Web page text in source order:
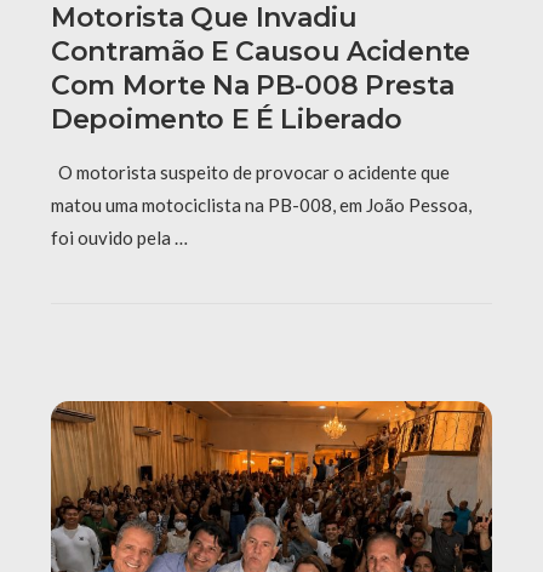
Motorista Que Invadiu
Contramão E Causou Acidente
Com Morte Na PB-008 Presta
Depoimento E É Liberado
O motorista suspeito de provocar o acidente que
matou uma motociclista na PB-008, em João Pessoa,
foi ouvido pela …